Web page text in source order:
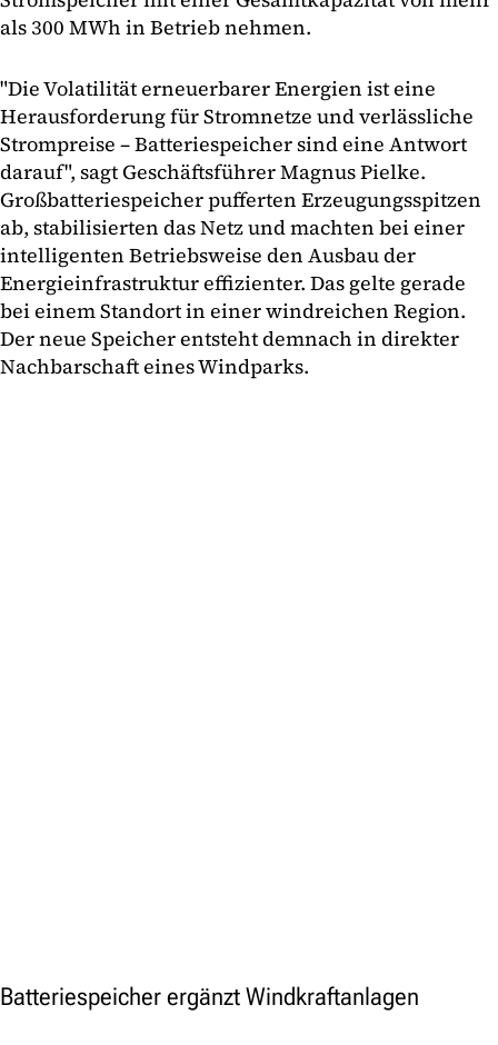
als 300 MWh in Betrieb nehmen.
"Die Volatilität erneuerbarer Energien ist eine
Herausforderung für Stromnetze und verlässliche
Strompreise – Batteriespeicher sind eine Antwort
darauf", sagt Geschäftsführer Magnus Pielke.
Großbatteriespeicher pufferten Erzeugungsspitzen
ab, stabilisierten das Netz und machten bei einer
intelligenten Betriebsweise den Ausbau der
Energieinfrastruktur effizienter. Das gelte gerade
bei einem Standort in einer windreichen Region.
Der neue Speicher entsteht demnach in direkter
Nachbarschaft eines Windparks.
Batteriespeicher ergänzt Windkraftanlagen